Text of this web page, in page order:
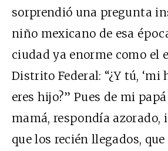
sorprendió una pregunta
niño mexicano de esa
ciudad ya enorme como el
Distrito Federal: “¿Y tú, ‘mi
eres hijo?” Pues de mi
mamá, respondía azorado,
que los recién llegados, que